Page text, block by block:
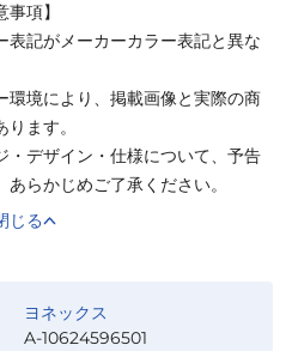
項】
記がメーカーカラー表記と異な
境により、掲載画像と実際の商
ます。
・デザイン・仕様について、予告
らかじめご了承ください。
じる
ヨネックス
A-10624596501